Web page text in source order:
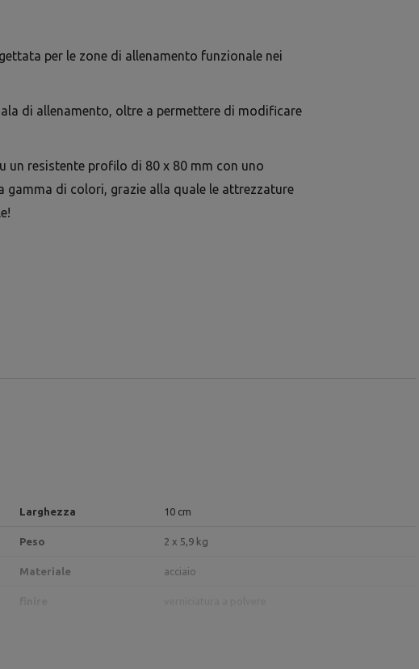
per le zone di allenamento funzionale nei
di allenamento, oltre a permettere di modificare
resistente profilo di 80 x 80 mm con uno
gamma di colori, grazie alla quale le attrezzature
Larghezza 10 cm
Peso 2 x 5,9 kg
Materiale acciaio